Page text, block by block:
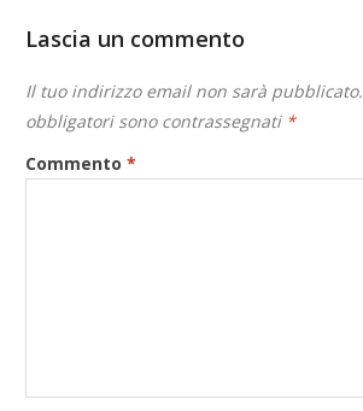
Lascia un commento
Il tuo indirizzo email non sarà pubblicato.
obbligatori sono contrassegnati *
Commento*